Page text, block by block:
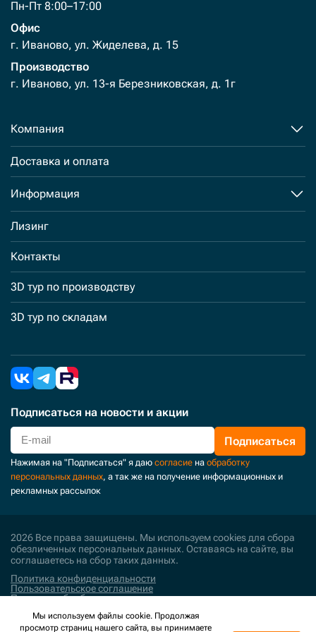
Пн-Пт 8:00–17:00
Офис
г. Иваново, ул. Жиделева, д. 15
Производство
г. Иваново, ул. 13-я Березниковская, д. 1г
Компания
Доставка и оплата
Информация
Лизинг
Контакты
3D тур по производству
3D тур по складам
Подписаться на новости и акции
Подписаться
Нажимая на "Подписаться" я даю согласие на обработку
персональных данных, а так же на получение информационных и
рекламных рассылок
2026 Все права защищены. Мы используем cookies для сбора
обезличенных персональных данных. Оставаясь на сайте, вы
соглашаетесь на сбор таких данных.
Политика конфиденциальности
Пользовательское соглашение
Политика обработки персональных данных
Поддержка и развитие
Мы используем файлы cookie. Продолжая
просмотр страниц нашего сайта, вы принимаете